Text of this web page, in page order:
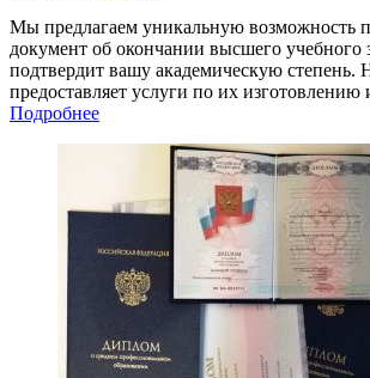
Мы предлагаем уникальную возможность
документ об окончании высшего учебного
подтвердит вашу академическую степень.
предоставляет услуги по их изготовлению
Подробнее